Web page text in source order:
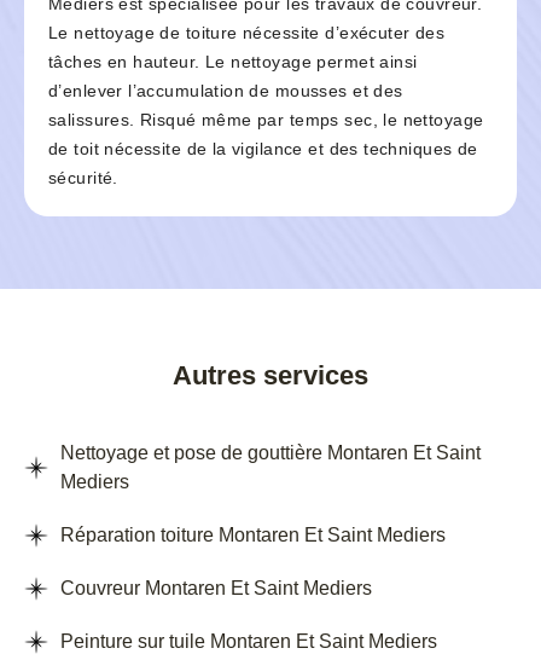
Mediers est spécialisée pour les travaux de couvreur.
Le nettoyage de toiture nécessite d’exécuter des
tâches en hauteur. Le nettoyage permet ainsi
d’enlever l’accumulation de mousses et des
salissures. Risqué même par temps sec, le nettoyage
de toit nécessite de la vigilance et des techniques de
sécurité.
Autres services
Nettoyage et pose de gouttière Montaren Et Saint
Mediers
Réparation toiture Montaren Et Saint Mediers
Couvreur Montaren Et Saint Mediers
Peinture sur tuile Montaren Et Saint Mediers